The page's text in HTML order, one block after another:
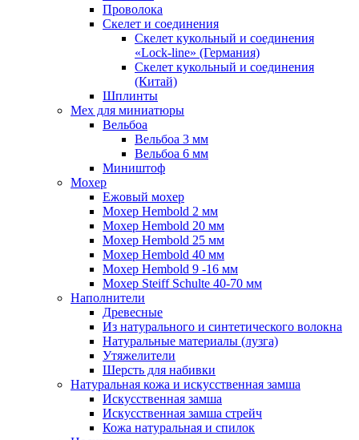
Проволока
Скелет и соединения
Скелет кукольный и соединения
«Lock-line» (Германия)
Скелет кукольный и соединения
(Китай)
Шплинты
Мех для миниатюры
Вельбоа
Вельбоа 3 мм
Вельбоа 6 мм
Миништоф
Мохер
Ежовый мохер
Мохер Hembold 2 мм
Мохер Hembold 20 мм
Мохер Hembold 25 мм
Мохер Hembold 40 мм
Мохер Hembold 9 -16 мм
Мохер Steiff Schulte 40-70 мм
Наполнители
Древесные
Из натурального и синтетического волокна
Натуральные материалы (лузга)
Утяжелители
Шерсть для набивки
Натуральная кожа и искусственная замша
Искусственная замша
Искусственная замша стрейч
Кожа натуральная и спилок